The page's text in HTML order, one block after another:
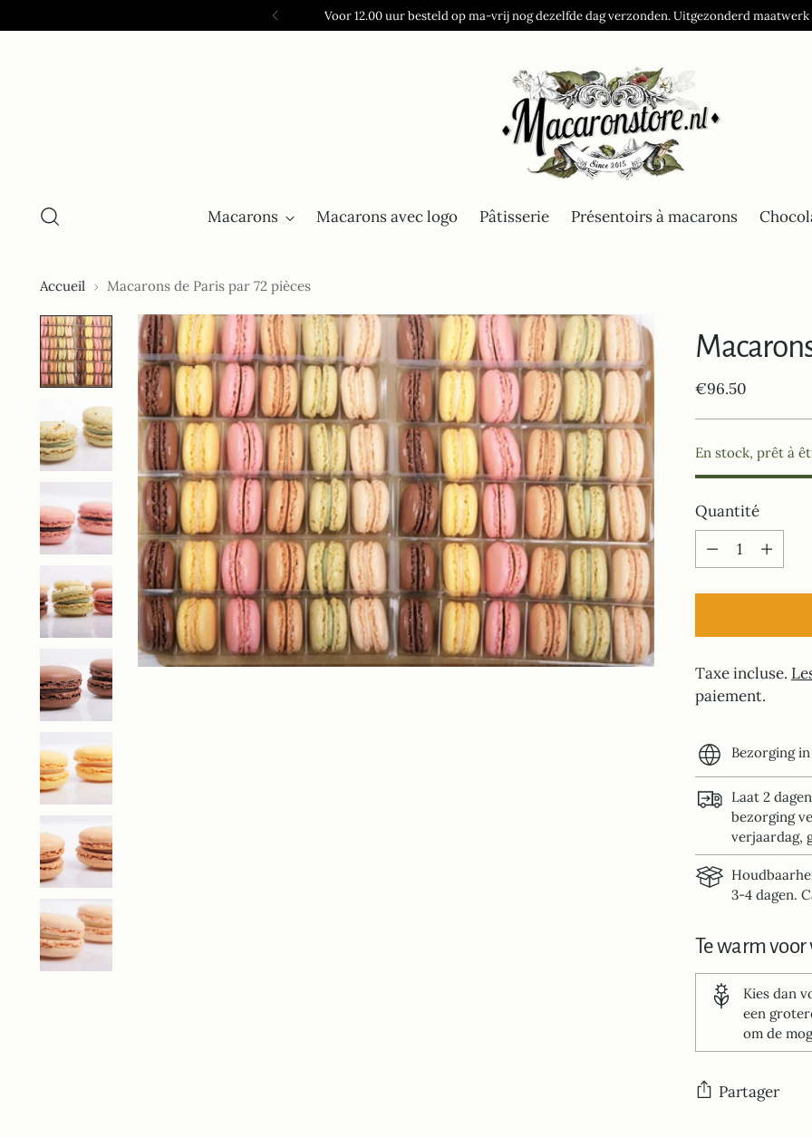
Voor 12.00 uur besteld op ma-vrij nog dezelfde dag verzonden. Uitgezonderd maatwerk
Macarons Macarons avec logo Pâtisserie Présentoirs à macarons
Accueil Macarons de Paris par 72 pièces
Prix
€96.50
En stock, prêt à
Quantité
Quantité
Taxe incluse.
paiement.
Bezorging
Laat 2
bezorging
verjaardag,
3-4 dagen.
Te warm
Kies dan
een
om de
Partager